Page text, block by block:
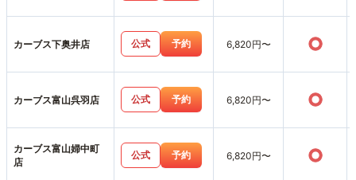
カーブス下奥井店 公式 予約 6,820円〜 ○
カーブス富山呉羽店 公式 予約 6,820円〜 ○
カーブス富山婦中町
店
公式 予約 6,820円〜 ○